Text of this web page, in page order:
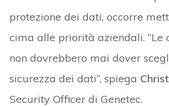
protezione dei dati, occorre
cima alle priorità aziendali. “Le
non dovrebbero mai dover
sicurezza dei dati”, spiega
Security Officer di Genetec.